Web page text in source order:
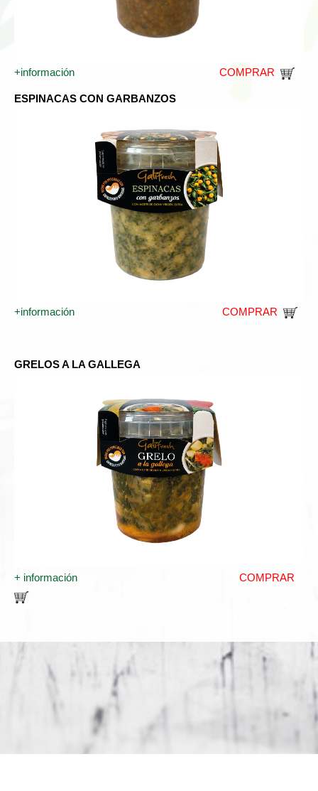
+información COMPRAR
ESPINACAS CON GARBANZOS
+información COMPRAR
GRELOS A LA GALLEGA
+ información COMPRAR